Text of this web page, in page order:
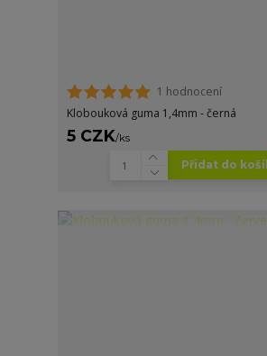
1 hodnocení
Klobouková guma 1,4mm - černá
5 CZK/ks
Přidat do